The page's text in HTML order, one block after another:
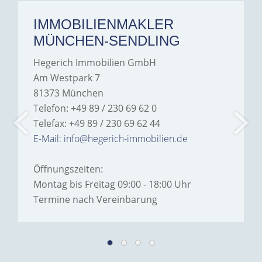
IMMOBILIENMAKLER
MÜNCHEN-SENDLING
Hegerich Immobilien GmbH
Am Westpark 7
81373 München
Telefon: +49 89 / 230 69 62 0
Telefax: +49 89 / 230 69 62 44
E-Mail: info@hegerich-immobilien.de
Öffnungszeiten:
Montag bis Freitag 09:00 - 18:00 Uhr
Termine nach Vereinbarung